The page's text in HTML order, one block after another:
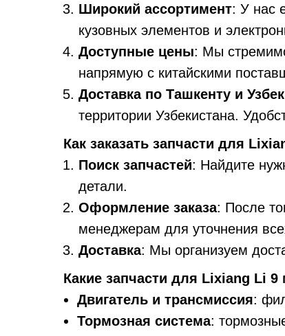
Широкий ассортимент: У нас
кузовных элементов и
Доступные цены: Мы
напрямую с китайскими
Доставка по Ташкенту и
территории Узбекистана.
Как заказать запчасти для
Поиск запчастей: Найдите
детали.
Оформление заказа: После
менеджерам для уточнения
Доставка: Мы организуем
Какие запчасти для Lixiang Li 9
Двигатель и трансмиссия:
Тормозная система: